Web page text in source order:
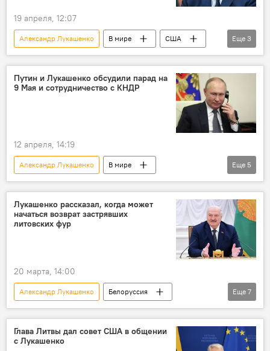
19 апреля, 12:07
Александр Лукашенко В мире
США
Белоруссия
Дональд Трамп
Россия
Еще 3
Путин и Лукашенко обсудили парад на
9 Мая и сотрудничество с КНДР
12 апреля, 14:19
Александр Лукашенко
В мире
Владимир Путин
Россия
Белоруссия
9 Мая КНДР
Еще 5
Лукашенко рассказал, когда может
начаться возврат застрявших
литовских фур
20 марта, 14:00
Александр Лукашенко
Белоруссия
Литва
Польша
фуры
грузоперевозки
автоперевозчики
транспорт
перевозчики
Еще 7
Глава Литвы дал совет США в общении
с Лукашенко